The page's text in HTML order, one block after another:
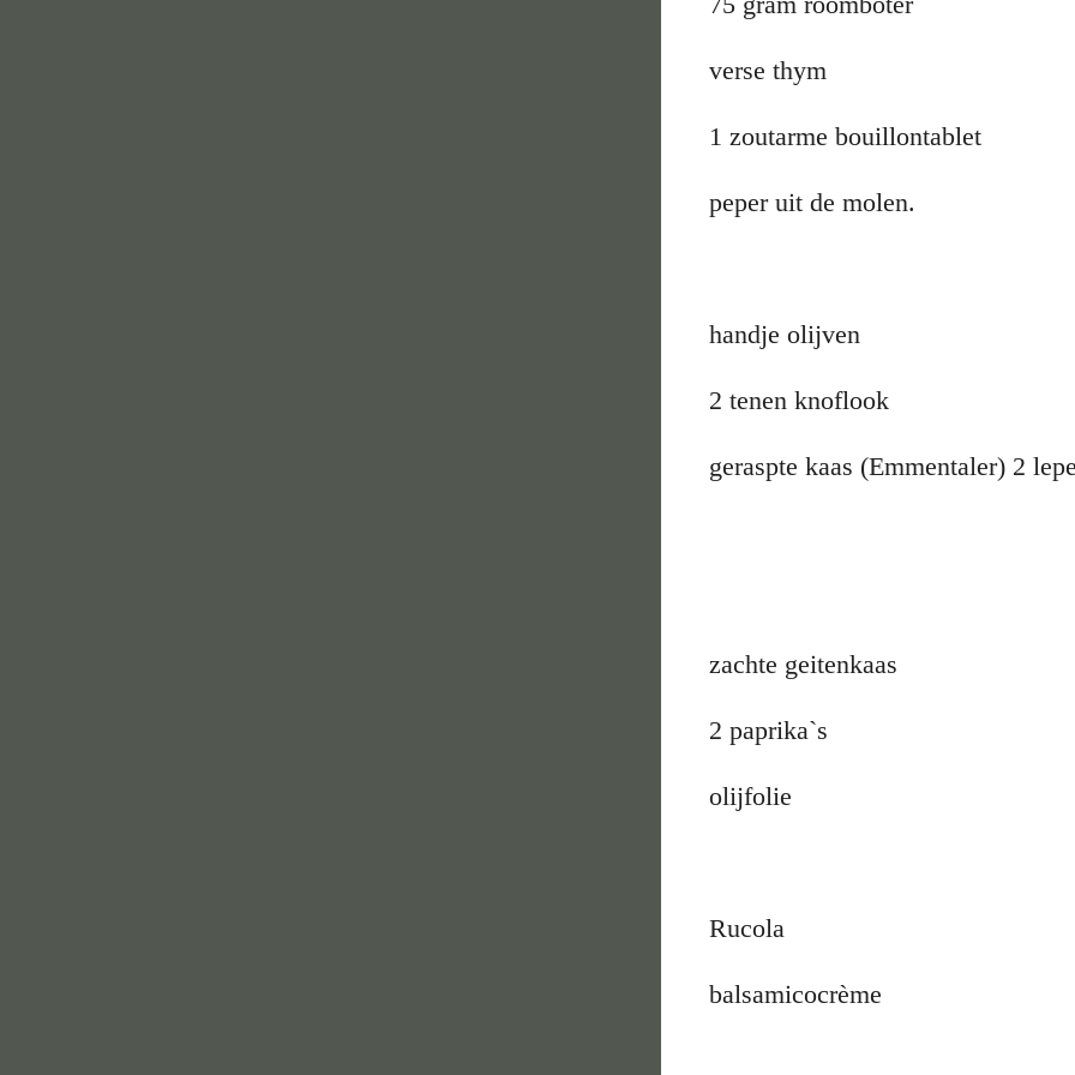
verse thym
1 zoutarme bouillontablet
peper uit de molen.
handje olijven
2 tenen knoflook
geraspte kaas (Emmentaler) 2
zachte geitenkaas
2 paprika`s
olijfolie
Rucola
balsamicocrème